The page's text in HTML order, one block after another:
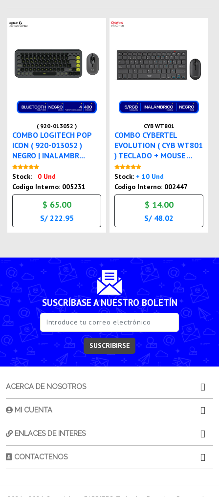
( 920-013052 )
COMBO LOGITECH POP
ICON ( 920-013052 )
NEGRO | INALAMBR...
Stock:
0 Und
Codigo Interno: 005231
$ 65.00
S/ 222.95
CYB WT801
COMBO CYBERTEL
EVOLUTION ( CYB WT801
) TECLADO + MOUSE ...
Stock: + 10 Und
Codigo Interno: 002447
$ 14.00
S/ 48.02
SUSCRÍBASE A NUESTRO BOLETÍN
SUSCRIBIRSE
ACERCA DE NOSOTROS
MI CUENTA
ENLACES DE INTERES
CONTACTENOS